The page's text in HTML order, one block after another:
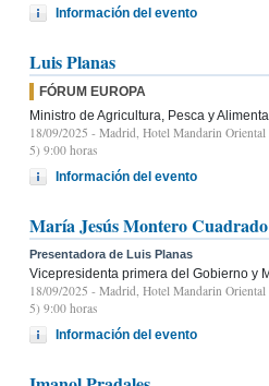
Información del evento
Luis Planas
FÓRUM EUROPA
Ministro de Agricultura, Pesca y
18/09/2025 - Madrid, Hotel Mandarin Oriental
5) 9:00 horas
Información del evento
María Jesús Montero Cuadrado
Presentadora de Luis Planas
Vicepresidenta primera del Gobierno y
18/09/2025 - Madrid, Hotel Mandarin Oriental
5) 9:00 horas
Información del evento